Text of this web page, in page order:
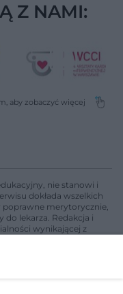
Z NAMI:
nie stanowi i
dokłada wszelkich
poprawne merytorycznie,
do lekarza. Redakcja i
wynikającej z
na udzielaniu
ust 1 ustawy o